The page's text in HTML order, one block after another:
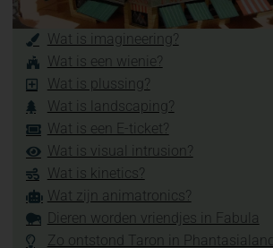
Wat is imagineering?
Wat is een wienie?
Wat is plussing?
Wat is landscaping?
Wat is een E-ticket?
Wat is visual intrusion?
Wat is kinetics?
Wat zijn animatronics?
Dieren worden vriendjes in Fabula
Zo ontstond Taron in Phantasialand